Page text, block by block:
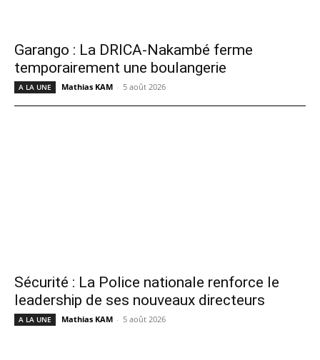
Garango : La DRICA-Nakambé ferme
temporairement une boulangerie
A LA UNE Mathias KAM - 5 août 2026
Sécurité : La Police nationale renforce le
leadership de ses nouveaux directeurs
A LA UNE Mathias KAM - 5 août 2026